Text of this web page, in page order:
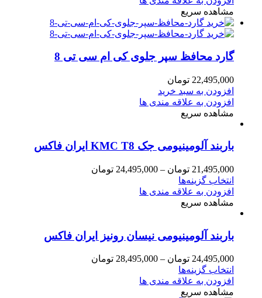
مشاهده سریع
گارد محافظ سپر جلوی کی ام سی تی 8
22,495,000 تومان
افزودن به سبد خرید
افزودن به علاقه مندی ها
مشاهده سریع
باربند آلومینیومی جک KMC T8 ایران فاکس
21,495,000 تومان –
24,495,000 تومان
انتخاب گزینه‌ها
افزودن به علاقه مندی ها
مشاهده سریع
باربند آلومینیومی نیسان رونیز ایران فاکس
24,495,000 تومان –
28,495,000 تومان
انتخاب گزینه‌ها
افزودن به علاقه مندی ها
مشاهده سریع